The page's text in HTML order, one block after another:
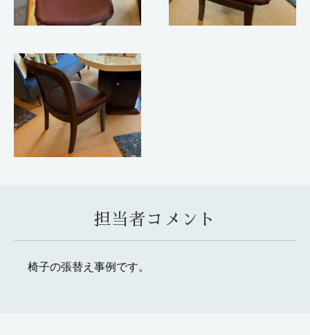
担当者コメント
椅子の張替え事例です。